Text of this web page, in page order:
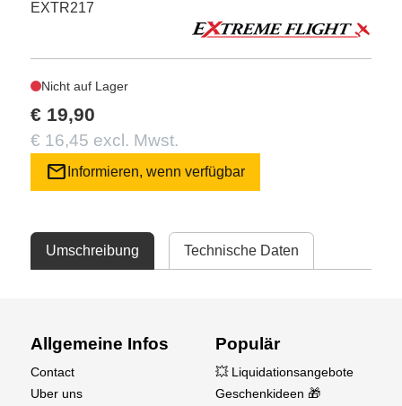
EXTR217
Nicht auf Lager
€ 19,90
€ 16,45 excl. Mwst.
mail Informieren, wenn verfügbar
Umschreibung Technische Daten
Allgemeine Infos
Contact
Uber uns
Populär
💥 Liquidationsangebote
Geschenkideen 🎁